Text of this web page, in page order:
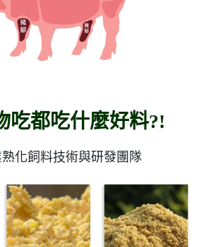
吃都吃什麼好料?!
化飼料技術與研發團隊